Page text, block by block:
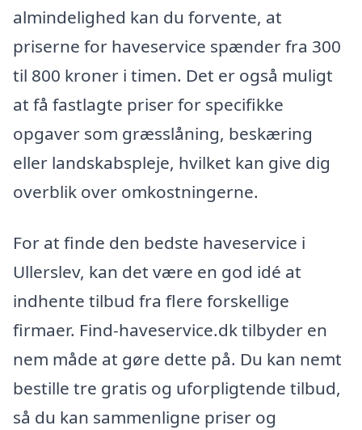
almindelighed kan du forvente, at
priserne for haveservice spænder fra 300
til 800 kroner i timen. Det er også muligt
at få fastlagte priser for specifikke
opgaver som græsslåning, beskæring
eller landskabspleje, hvilket kan give dig
overblik over omkostningerne.
For at finde den bedste haveservice i
Ullerslev, kan det være en god idé at
indhente tilbud fra flere forskellige
firmaer. Find-haveservice.dk tilbyder en
nem måde at gøre dette på. Du kan nemt
bestille tre gratis og uforpligtende tilbud,
så du kan sammenligne priser og